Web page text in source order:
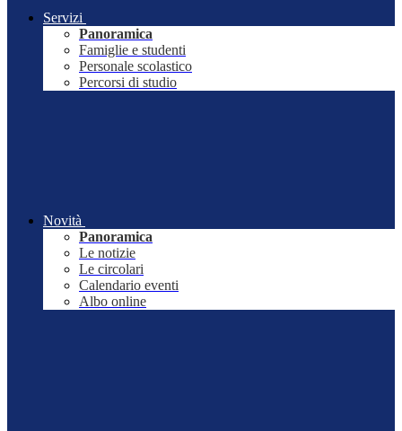
Servizi
Panoramica
Famiglie e studenti
Personale scolastico
Percorsi di studio
Novità
Panoramica
Le notizie
Le circolari
Calendario eventi
Albo online